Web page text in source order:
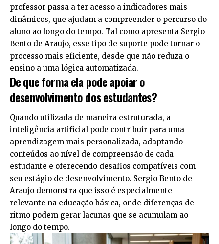
professor passa a ter acesso a indicadores mais
dinâmicos, que ajudam a compreender o percurso do
aluno ao longo do tempo. Tal como apresenta Sergio
Bento de Araujo, esse tipo de suporte pode tornar o
processo mais eficiente, desde que não reduza o
ensino a uma lógica automatizada.
De que forma ela pode apoiar o
desenvolvimento dos estudantes?
Quando utilizada de maneira estruturada, a
inteligência artificial pode contribuir para uma
aprendizagem mais personalizada, adaptando
conteúdos ao nível de compreensão de cada
estudante e oferecendo desafios compatíveis com
seu estágio de desenvolvimento. Sergio Bento de
Araujo demonstra que isso é especialmente
relevante na educação básica, onde diferenças de
ritmo podem gerar lacunas que se acumulam ao
longo do tempo.